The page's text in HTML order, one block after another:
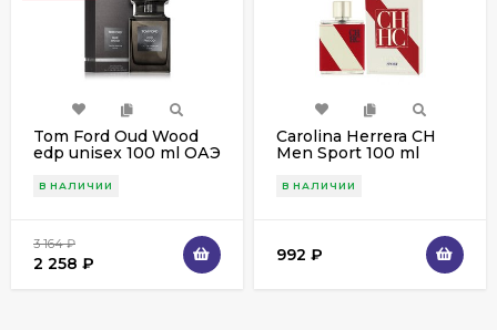
Tom Ford Oud Wood
edp unisex 100 ml ОАЭ
В НАЛИЧИИ
3 164₽
2 258 ₽
Carolina Herrera CH
Men Sport 100 ml
В НАЛИЧИИ
992 ₽